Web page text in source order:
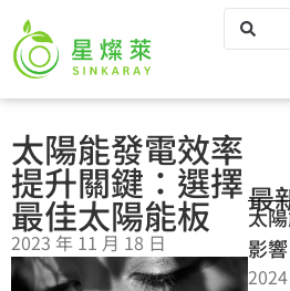
太陽能發電效率
提升關鍵：選擇
最佳太陽能板
2023 年 11 月 18 日
最
太
影響